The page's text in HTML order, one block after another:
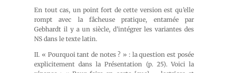
En tout cas, un point fort de cette version est qu’elle
rompt avec la fâcheuse pratique, entamée par
Gebhardt il y a un siècle, d’intégrer les variantes des
NS dans le texte latin.
II. « Pourquoi tant de notes ? » : la question est posée
explicitement dans la Présentation (p. 25). Voici la